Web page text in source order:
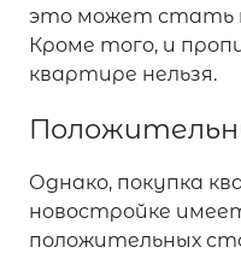
это может стать
Кроме того, и
квартире нельзя.
Однако, покупка
новостройке
положительных